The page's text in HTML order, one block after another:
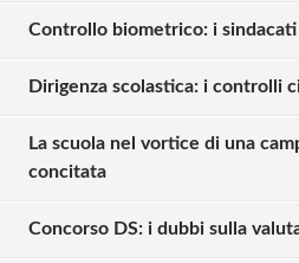
Controllo biometrico: i
Dirigenza scolastica: i controlli
La scuola nel vortice di una
concitata
Concorso DS: i dubbi sulla